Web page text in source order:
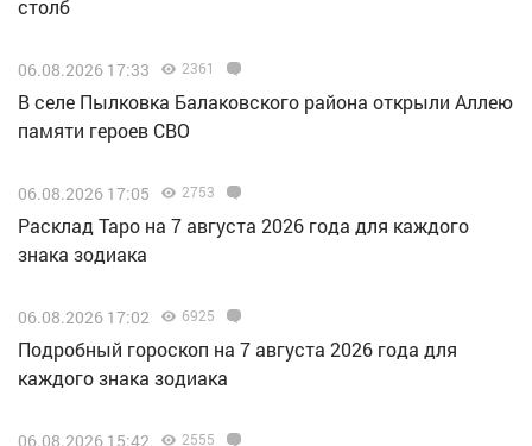
столб
06.08.2026 17:33 2361
В селе Пылковка Балаковского района открыли Аллею
памяти героев СВО
06.08.2026 17:05 2753
Расклад Таро на 7 августа 2026 года для каждого
знака зодиака
06.08.2026 17:02 6925
Подробный гороскоп на 7 августа 2026 года для
каждого знака зодиака
06.08.2026 15:42 2555